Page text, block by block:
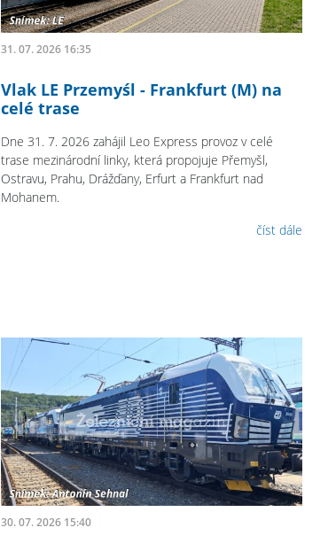
31. 07. 2026 16:35
Vlak LE Przemyśl - Frankfurt (M) na
celé trase
Dne 31. 7. 2026 zahájil Leo Express provoz v celé
trase mezinárodní linky, která propojuje Přemyšl,
Ostravu, Prahu, Drážďany, Erfurt a Frankfurt nad
Mohanem.
číst dále
30. 07. 2026 15:40